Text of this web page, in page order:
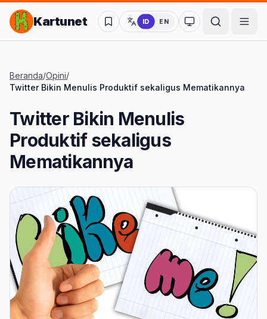
Lompat ke Konten Utama
Kartunet ID EN
Ubah ke mode
Beranda/Opini/
Twitter Bikin Menulis Produktif sekaligus Mematikannya
Twitter Bikin Menulis
Produktif sekaligus
Mematikannya